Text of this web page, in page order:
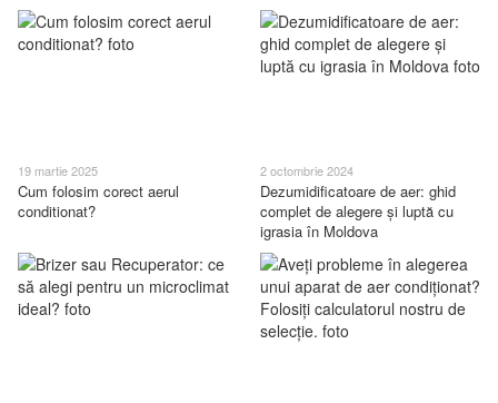
19 martie 2025
Cum folosim corect aerul
conditionat?
2 octombrie 2024
Dezumidificatoare de aer: ghid
complet de alegere și luptă cu
igrasia în Moldova